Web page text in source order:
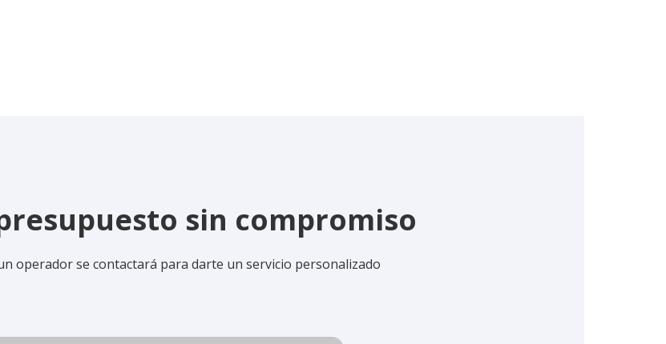
sin compromiso
operador se contactará para darte un servicio personalizado